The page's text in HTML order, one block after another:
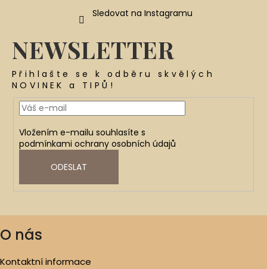
Sledovat na Instagramu
NEWSLETTER
Přihlašte se k odběru skvělých
NOVINEK a TIPŮ!
Vložením e-mailu souhlasíte s
podmínkami ochrany osobních údajů
ODESLAT
O nás
Kontaktní informace